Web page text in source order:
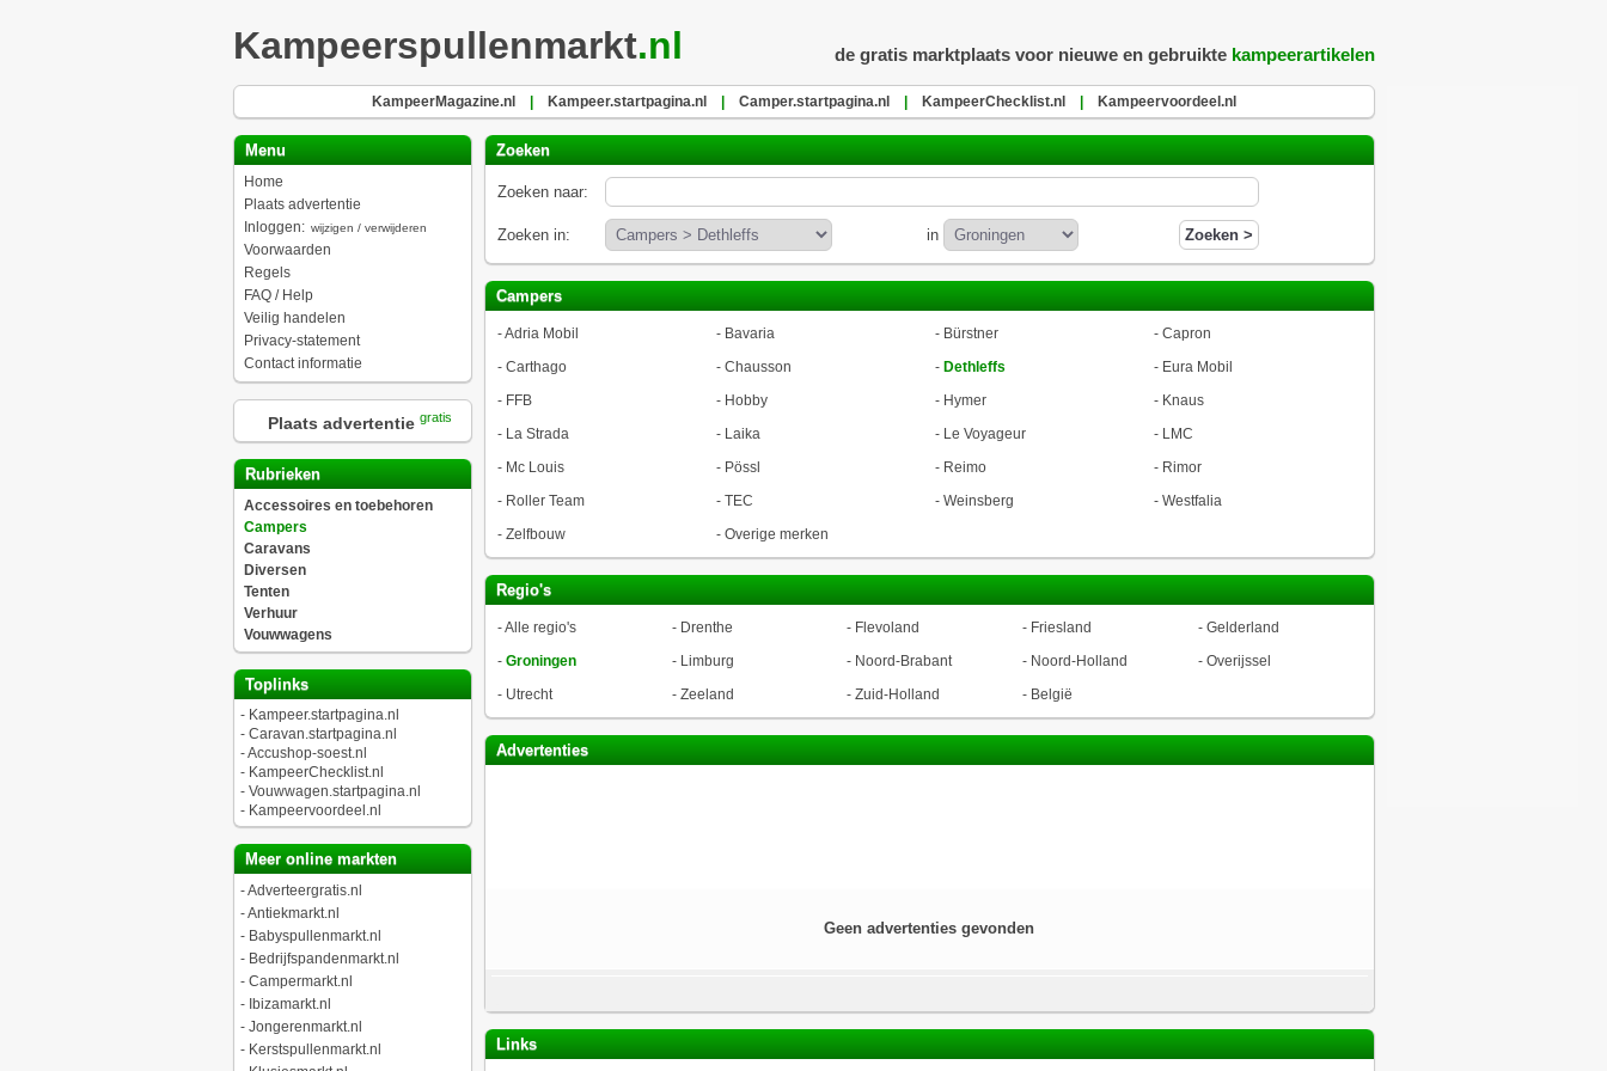
Kampeerspullenmarkt.nl de gratis marktplaats voor nieuwe en gebruikte kampeerartikelen
KampeerMagazine.nl Kampeer.startpagina.nl Camper.startpagina.nl KampeerChecklist.nl Kampeervoordeel.nl
Menu
Home
Plaats advertentie
Inloggen: wijzigen / verwijderen
Voorwaarden
Regels
FAQ / Help
Veilig handelen
Privacy-statement
Contact informatie
Plaats advertentie gratis
Rubrieken
Accessoires en toebehoren
Campers
Caravans
Diversen
Tenten
Verhuur
Vouwwagens
Toplinks
- Kampeer.startpagina.nl
- Caravan.startpagina.nl
-Accushop-soest.nl
- KampeerChecklist.nl
- Vouwwagen.startpagina.nl
- Kampeervoordeel.nl
Meer online markten
-Adverteergratis.nl
-Antiekmarkt.nl
- Babyspullenmarkt.nl
- Bedrijfspandenmarkt.nl
- Campermarkt.nl
- Ibizamarkt.nl
- Jongerenmarkt.nl
- Kerstspullenmarkt.nl
Zoeken
Zoeken naar:
Zoeken in: in
Campers
-Adria Mobil - Bavaria - Bürstner - Capron
- Carthago - Chausson - Dethleffs - Eura Mobil
- FFB - Hobby - Hymer - Knaus
- La Strada - Laika - Le Voyageur - LMC
- Mc Louis - Pössl - Reimo - Rimor
- Roller Team - TEC - Weinsberg - Westfalia
- Zelfbouw - Overige merken
Regio's
-Alle regio's - Drenthe - Flevoland - Friesland - Gelderland
- Groningen - Limburg - Noord-Brabant - Noord-Holland - Overijssel
- Utrecht - Zeeland - Zuid-Holland - België
Advertenties
Geen advertenties gevonden
Links